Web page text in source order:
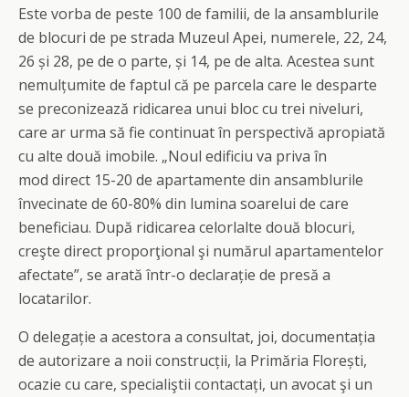
Este vorba de peste 100 de familii, de la ansamblurile
de blocuri de pe strada Muzeul Apei, numerele, 22, 24,
26 și 28, pe de o parte, și 14, pe de alta. Acestea sunt
nemulțumite de faptul că pe parcela care le desparte
se preconizează ridicarea unui bloc cu trei niveluri,
care ar urma să fie continuat în perspectivă apropiată
cu alte două imobile. „Noul edificiu va priva în
mod direct 15-20 de apartamente din ansamblurile
învecinate de 60-80% din lumina soarelui de care
beneficiau. După ridicarea celorlalte două blocuri,
creşte direct proporţional şi numărul apartamentelor
afectate”, se arată într-o declarație de presă a
locatarilor.
O delegație a acestora a consultat, joi, documentația
de autorizare a noii construcții, la Primăria Florești,
ocazie cu care, specialiştii contactați, un avocat şi un